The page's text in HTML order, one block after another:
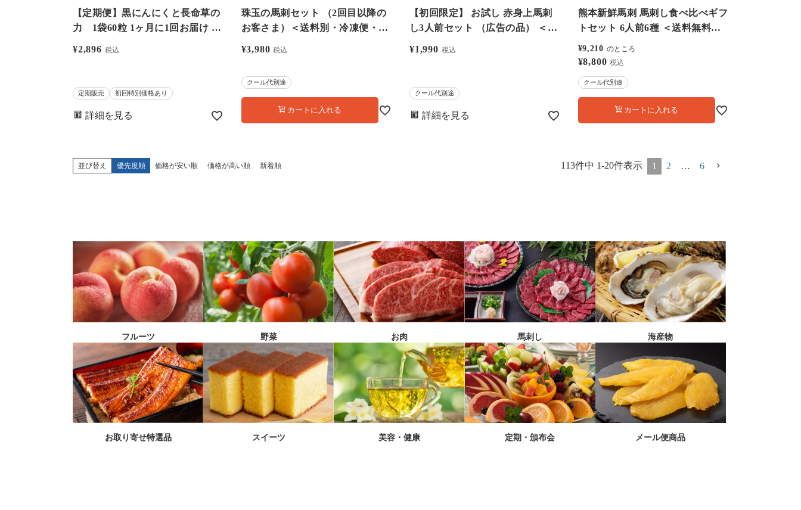
【定期便】黒にんにくと長命草の
力 1袋60粒 1ヶ月に1回お届け ＜
¥2,896 税込
定期販売 初回特別価格あり
詳細を見る
珠玉の馬刺セット （2回目以降の
お客さま）＜送料別・冷凍便・ク
¥3,980 税込
クール代別途
カートに入れる
【初回限定】 お試し 赤身上馬刺
し3人前セット （広告の品） ＜同
＋ユッケ1人前、5セット以上で専
用醤油＋上馬刺1人前プレゼン
ト・クール代別・冷凍便＞
¥1,990 税込
クール代別途
詳細を見る
熊本新鮮馬刺 馬刺し食べ比べギフ
トセット 6人前6種 ＜送料無料・
大嶌屋（おおしまや）
¥9,210 のところ
¥8,800 税込
クール代別途
カートに入れる
並び替え 優先度順 価格が安い順 価格が高い順 新着順 113件中 1-20件表示 1 2 … 6
フルーツ 野菜 お肉 馬刺し 海産物
お取り寄せ特選品 スイーツ 美容・健康 定期・頒布会 メール便商品